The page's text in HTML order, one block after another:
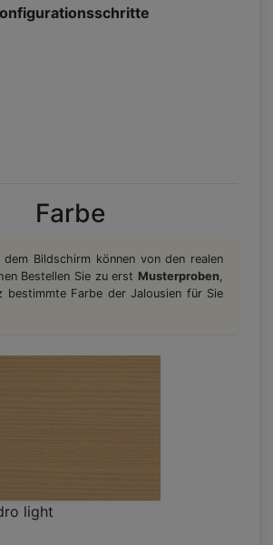
Farbe
dem Bildschirm können von den realen
Bestellen Sie zu erst Musterproben,
bestimmte Farbe der Jalousien für Sie
light